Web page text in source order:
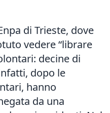
di Trieste, dove
vedere “librare
decine di
dopo le
hanno
da una